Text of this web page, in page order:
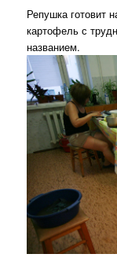
Репушка готовит
картофель с
названием.